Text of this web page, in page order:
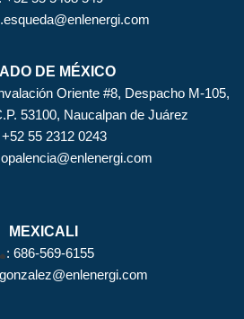
DE MÉXICO
Oriente #8, Despacho M-105,
53100, Naucalpan de Juárez
+52 55 2312 0243
MEXICALI
:686-569-6155